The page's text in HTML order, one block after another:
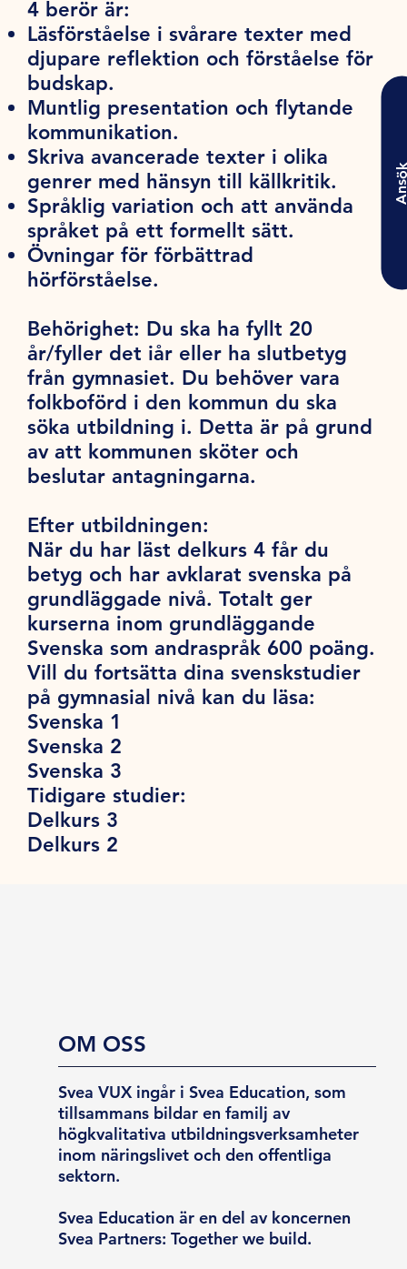
4 berör är:
Läsförståelse i svårare texter med
djupare reflektion och förståelse för
budskap.
Muntlig presentation och flytande
kommunikation.
Skriva avancerade texter i olika
genrer med hänsyn till källkritik.
Språklig variation och att använda
språket på ett formellt sätt.
Övningar för förbättrad
hörförståelse.
Behörighet: Du ska ha fyllt 20
år/fyller det iår eller ha slutbetyg
från gymnasiet. Du behöver vara
folkboförd i den kommun du ska
söka utbildning i. Detta är på grund
av att kommunen sköter och
beslutar antagningarna.
Efter utbildningen:
När du har läst delkurs 4 får du
betyg och har avklarat svenska på
grundläggade nivå. Totalt ger
kurserna inom grundläggande
Svenska som andraspråk 600 poäng.
Vill du fortsätta dina svenskstudier
på gymnasial nivå kan du läsa:
Svenska 1
Svenska 2
Svenska 3
Tidigare studier:
Delkurs 3
Delkurs 2
OM OSS
Svea VUX ingår i Svea Education, som
tillsammans bildar en familj av
högkvalitativa utbildningsverksamheter
inom näringslivet och den offentliga
sektorn.
Svea Education är en del av koncernen
Svea Partners: Together we build.